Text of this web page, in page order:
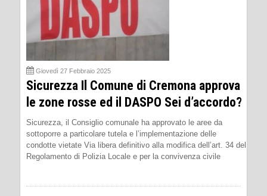
Giovedì 27 Febbraio 2025
Sicurezza Il Comune di Cremona approva
le zone rosse ed il DASPO Sei d’accordo?
Sicurezza, il Consiglio comunale ha approvato le aree da
sottoporre a particolare tutela e l’implementazione delle
condotte vietate Via libera definitivo alla modifica dell’art. 34 del
Regolamento di Polizia Locale e per la convivenza civile